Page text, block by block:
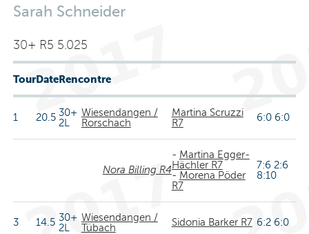
Sarah Schneider
30+ R5 5.025
TourDateRencontre
1 20.5 30+
2L
Wiesendangen /
Rorschach
Martina Scruzzi
R7
6:0 6:0
Nora Billing R4
- Martina Egger-
Hächler R7
- Morena Pöder
R7
7:6 2:6
8:10
3 14.5 30+
2L
Wiesendangen /
Tübach
Sidonia Barker R7 6:2 6:0